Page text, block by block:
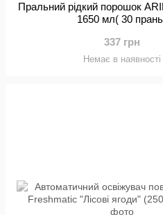
Пральний рідкий порошок
1650 мл( 30
337 грн
Немає в наявності